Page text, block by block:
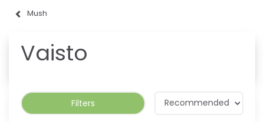
Mush
Vaisto
Filters